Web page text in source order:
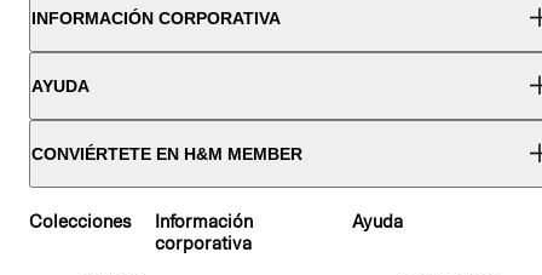
INFORMACIÓN CORPORATIVA
AYUDA
CONVIÉRTETE EN H&M MEMBER
Colecciones
Información
corporativa
Ayuda